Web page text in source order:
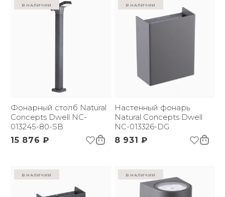
в наличии
Фонарный столб Natural
Concepts Dwell NC-
013245-80-SB
15 876 ₽
в наличии
Настенный фонарь
Natural Concepts Dwell
NC-013326-DG
8 931 ₽
в наличии в наличии